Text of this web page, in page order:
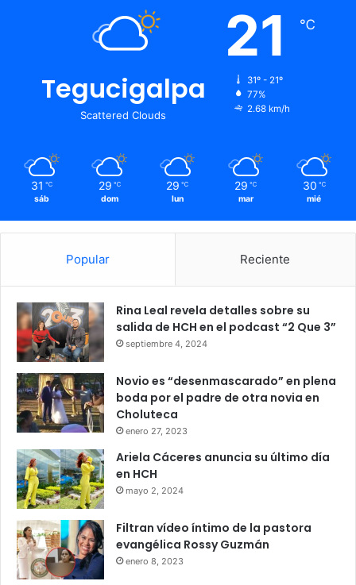
Tegucigalpa
Scattered Clouds
21 ℃
31º - 21º
77%
2.68 km/h
31 ℃
sáb
29 ℃
dom
29 ℃
lun
29 ℃
mar
30 ℃
mié
Popular Reciente
Rina Leal revela detalles sobre su
salida de HCH en el podcast “2 Que 3”
septiembre 4, 2024
Novio es “desenmascarado” en plena
boda por el padre de otra novia en
Choluteca
enero 27, 2023
Ariela Cáceres anuncia su último día
en HCH
mayo 2, 2024
Filtran vídeo íntimo de la pastora
evangélica Rossy Guzmán
enero 8, 2023